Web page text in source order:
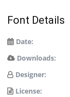
Font Details
Date:
Downloads:
Designer:
License: